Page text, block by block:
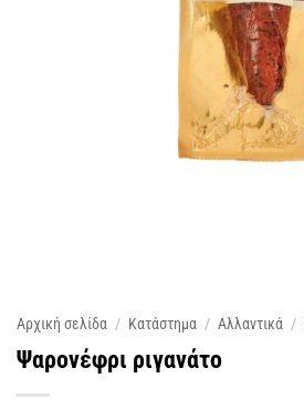
Αρχική σελίδα / Κατάστημα / Αλλαντικά /
Ψαρονέφρι ριγανάτο